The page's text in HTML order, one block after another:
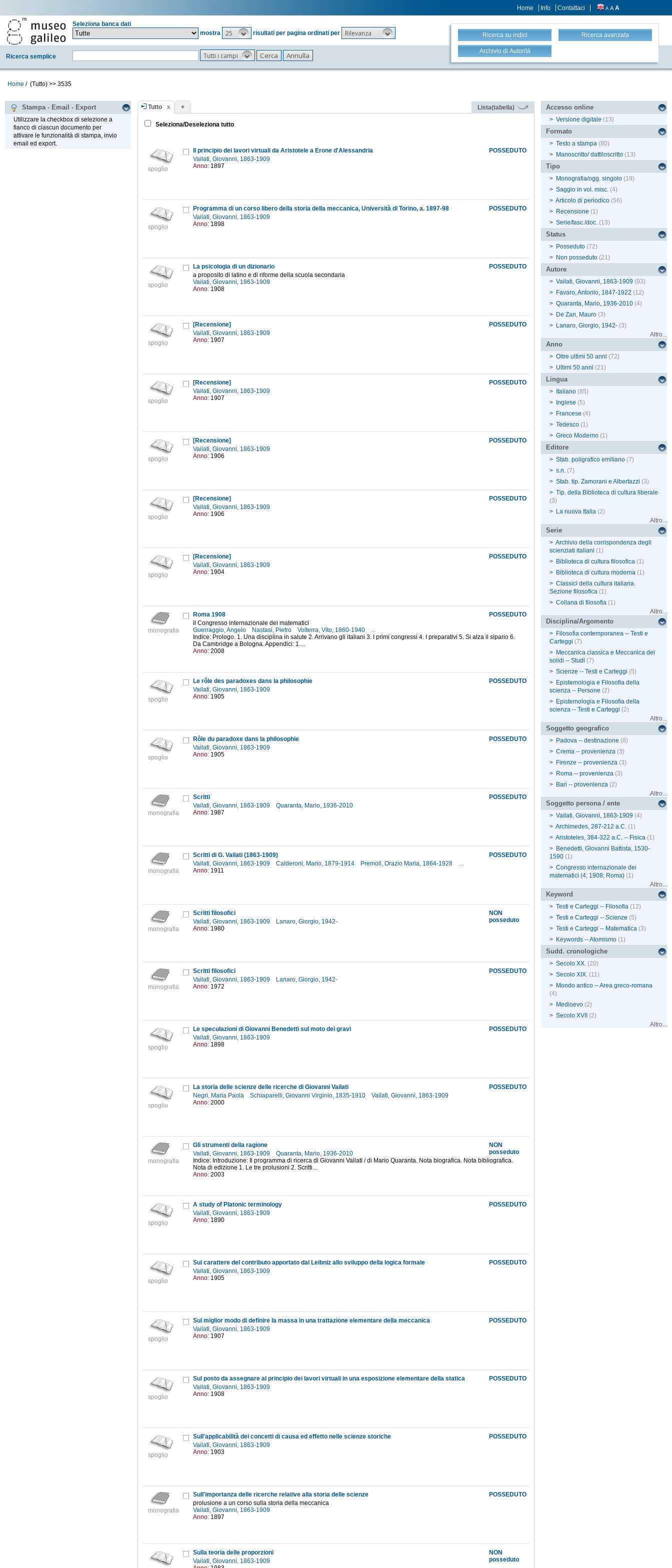
Home Info Contattaci A A A
Seleziona banca dati
mostra
25 risultati per pagina ordinati per Rilevanza
Ricerca semplice Tutti i campi
Ricerca su indici Ricerca avanzata
Archivio di Autorità
Home / (Tutto) >> 3535
Stampa - Email - Export
Utilizzare la checkbox di selezione a
fianco di ciascun documento per
attivare le funzionalità di stampa, invio
email ed export.
Tutto + Lista(tabella)
Seleziona/Deseleziona tutto
spoglio
POSSEDUTO
Il principio dei lavori virtuali da Aristotele a Erone d'Alessandria
Vailati, Giovanni, 1863-1909
Anno: 1897
spoglio
POSSEDUTO
Programma di un corso libero della storia della meccanica, Università di Torino, a. 1897-98
Vailati, Giovanni, 1863-1909
Anno: 1898
spoglio
POSSEDUTO
La psicologia di un dizionario
a proposito di latino e di riforme della scuola secondaria
Vailati, Giovanni, 1863-1909
Anno: 1908
spoglio
POSSEDUTO
[Recensione]
Vailati, Giovanni, 1863-1909
Anno: 1907
spoglio
POSSEDUTO
[Recensione]
Vailati, Giovanni, 1863-1909
Anno: 1907
spoglio
POSSEDUTO
[Recensione]
Vailati, Giovanni, 1863-1909
Anno: 1906
spoglio
POSSEDUTO
[Recensione]
Vailati, Giovanni, 1863-1909
Anno: 1906
spoglio
POSSEDUTO
[Recensione]
Vailati, Giovanni, 1863-1909
Anno: 1904
monografia
POSSEDUTO
Roma 1908
il Congresso internazionale dei matematici
Guerraggio, Angelo
Nastasi, Pietro Volterra, Vito, 1860-1940
...
Indice: Prologo. 1. Una disciplina in salute 2. Arrivano gli italiani 3. I primi congressi 4. I preparativi 5. Si alza il sipario 6.
Da Cambridge a Bologna. Appendici: 1....
Anno: 2008
spoglio
POSSEDUTO
Le rôle des paradoxes dans la philosophie
Vailati, Giovanni, 1863-1909
Anno: 1905
spoglio
POSSEDUTO
Rôle du paradoxe dans la philosophie
Vailati, Giovanni, 1863-1909
Anno: 1905
monografia
POSSEDUTO
Scritti
Vailati, Giovanni, 1863-1909
Quaranta, Mario, 1936-2010
Anno: 1987
monografia
POSSEDUTO
Scritti di G. Vailati (1863-1909)
Vailati, Giovanni, 1863-1909
Calderoni, Mario, 1879-1914 Premoli, Orazio Maria, 1864-1928
...
Anno: 1911
monografia
NON
posseduto
Scritti filosofici
Vailati, Giovanni, 1863-1909
Lanaro, Giorgio, 1942-
Anno: 1980
monografia
POSSEDUTO
Scritti filosofici
Vailati, Giovanni, 1863-1909
Lanaro, Giorgio, 1942-
Anno: 1972
spoglio
POSSEDUTO
Le speculazioni di Giovanni Benedetti sul moto dei gravi
Vailati, Giovanni, 1863-1909
Anno: 1898
spoglio
POSSEDUTO
La storia delle scienze delle ricerche di Giovanni Vailati
Negri, Maria Paola
Schiaparelli, Giovanni Virginio, 1835-1910
Vailati, Giovanni, 1863-1909
Anno: 2000
monografia
NON
posseduto
Gli strumenti della ragione
Vailati, Giovanni, 1863-1909
Quaranta, Mario, 1936-2010
Indice: Introduzione: Il programma di ricerca di Giovanni Vailati / di Mario Quaranta. Nota biografica. Nota bibliografica.
Nota di edizione 1. Le tre prolusioni 2. Scritti...
Anno: 2003
spoglio
POSSEDUTO
A study of Platonic terminology
Vailati, Giovanni, 1863-1909
Anno: 1890
spoglio
POSSEDUTO
Sul carattere del contributo apportato dal Leibniz allo sviluppo della logica formale
Vailati, Giovanni, 1863-1909
Anno: 1905
spoglio
POSSEDUTO
Sul miglior modo di definire la massa in una trattazione elementare della meccanica
Vailati, Giovanni, 1863-1909
Anno: 1907
spoglio
POSSEDUTO
Sul posto da assegnare al principio dei lavori virtuali in una esposizione elementare della statica
Vailati, Giovanni, 1863-1909
Anno: 1908
spoglio
POSSEDUTO
Sull'applicabilità dei concetti di causa ed effetto nelle scienze storiche
Vailati, Giovanni, 1863-1909
Anno: 1903
monografia
POSSEDUTO
Sull'importanza delle ricerche relative alla storia delle scienze
prolusione a un corso sulla storia della meccanica
Vailati, Giovanni, 1863-1909
Anno: 1897
NON
posseduto
Sulla teoria delle proporzioni
Vailati, Giovanni, 1863-1909
Accesso online
> Versione digitale (13)
Formato
> Testo a stampa (80)
> Manoscritto/ dattiloscritto (13)
Tipo
> Monografia/ogg. singolo (19)
> Saggio in vol. misc. (4)
> Articolo di periodico (56)
> Recensione (1)
> Serie/fasc./doc. (13)
Status
> Posseduto (72)
> Non posseduto (21)
Autore
> Vailati, Giovanni, 1863-1909 (93)
> Favaro, Antonio, 1847-1922 (12)
> Quaranta, Mario, 1936-2010 (4)
> De Zan, Mauro (3)
> Lanaro, Giorgio, 1942- (3)
Altro...
Anno
> Oltre ultimi 50 anni (72)
> Ultimi 50 anni (21)
Lingua
> Italiano (85)
>
Inglese (5)
> Francese (4)
> Tedesco (1)
> Greco Moderno (1)
Editore
> Stab. poligrafico emiliano (7)
> s.n. (7)
> Stab. tip. Zamorani e Albertazzi (3)
> Tip. della Biblioteca di cultura liberale
(3)
> La nuova Italia (2)
Altro...
Serie
> Archivio della corrispondenza degli
scienziati italiani (1)
> Biblioteca di cultura filosofica (1)
> Biblioteca di cultura moderna (1)
> Classici della cultura italiana.
Sezione filosofica (1)
> Collana di filosofia (1)
Altro...
Disciplina/Argomento
> Filosofia contemporanea -- Testi e
Carteggi (7)
> Meccanica classica e Meccanica dei
solidi -- Studi (7)
> Scienze -- Testi e Carteggi (5)
> Epistemologia e Filosofia della
scienza -- Persone (2)
> Epistemologia e Filosofia della
scienza -- Testi e Carteggi (2)
Altro...
Soggetto geografico
> Padova -- destinazione (8)
> Crema -- provenienza (3)
> Firenze -- provenienza (3)
> Roma -- provenienza (3)
> Bari -- provenienza (2)
Altro...
Soggetto persona / ente
> Vailati, Giovanni, 1863-1909 (4)
> Archimedes, 287-212 a.C. (1)
> Aristoteles, 384-322 a.C. -- Fisica (1)
> Benedetti, Giovanni Battista, 1530-
1590 (1)
> Congresso internazionale dei
matematici (4; 1908; Roma) (1)
Altro...
Keyword
> Testi e Carteggi -- Filosofia (12)
> Testi e Carteggi -- Scienze (5)
> Testi e Carteggi -- Matematica (3)
> Keywords -- Atomismo (1)
Sudd. cronologiche
> Secolo XX. (20)
> Secolo XIX. (11)
> Mondo antico -- Area greco-romana
(4)
> Medioevo (2)
> Secolo XVII
(2)
Altro...